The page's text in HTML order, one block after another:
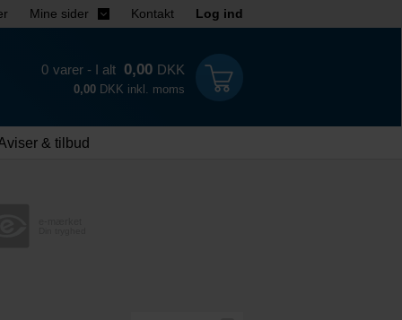
Mine sider Kontakt Log ind
0 varer - I alt 0,00 DKK
0,00DKK inkl. moms
& tilbud